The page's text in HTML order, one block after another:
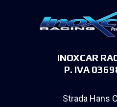
INOXCAR
P. IVA
Strada Hans